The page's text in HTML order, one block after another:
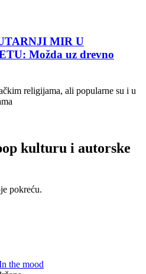
MIR U
Možda uz drevno
religijama, ali popularne su i u
kulturu i autorske
pokreću.
the mood